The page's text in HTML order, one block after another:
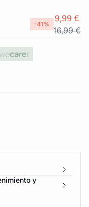
-41%
9,99 €
16,99 €
y